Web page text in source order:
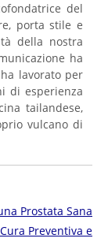
del
porta stile e
della nostra
ha
lavorato per
di esperienza
tailandese,
vulcano di
Prostata Sana
Preventiva e